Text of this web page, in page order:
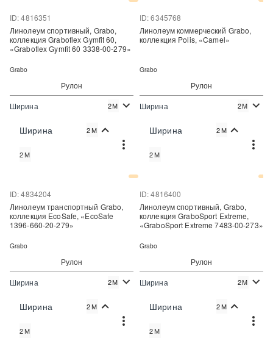
Рулон
ID: 4816351
Цена:
Линолеум спортивный, Grabo,
коллекция Graboflex Gymfit 60,
«Graboflex Gymfit 60 3338-00-279»
Grabo
Ширина 2М
Ширина 2М
2М
Рулон
ID: 6345768
Цена:
Линолеум коммерческий Grabo,
коллекция Polis, «Camel»
Grabo
Ширина 2М
Ширина 2М
2М
Рулон
ID: 4834204
Цена:
Линолеум транспортный Grabo,
коллекция EcoSafe, «EcoSafe
1396-660-20-279»
Grabo
Ширина 2М
Ширина 2М
2М
Рулон
ID: 4816400
Цена:
Линолеум спортивный, Grabo,
коллекция GraboSport Extreme,
«GraboSport Extreme 7483-00-273»
Grabo
Ширина 2М
Ширина 2М
2М